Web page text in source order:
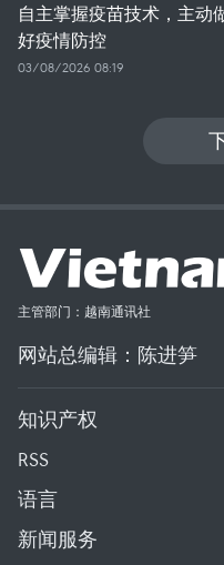
自主掌握疫苗技术，主动
好疫情防控
03/08/2026 08:19
主管部门：越南通讯社
网站总编辑：陈进笋
知识产权
RSS
语言
新闻服务